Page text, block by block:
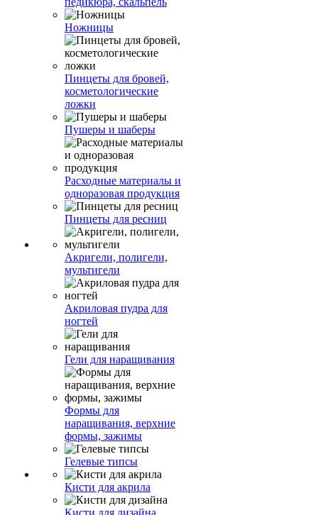
Ножницы
Пинцеты для бровей,
косметологические
ложки
Пушеры и шаберы
Расходные материалы и
одноразовая продукция
Пинцеты для ресниц
Акригели, полигели,
мультигели
Акриловая пудра для
ногтей
Гели для наращивания
Формы для
наращивания, верхние
формы, зажимы
Гелевые типсы
Кисти для акрила
Кисти для дизайна